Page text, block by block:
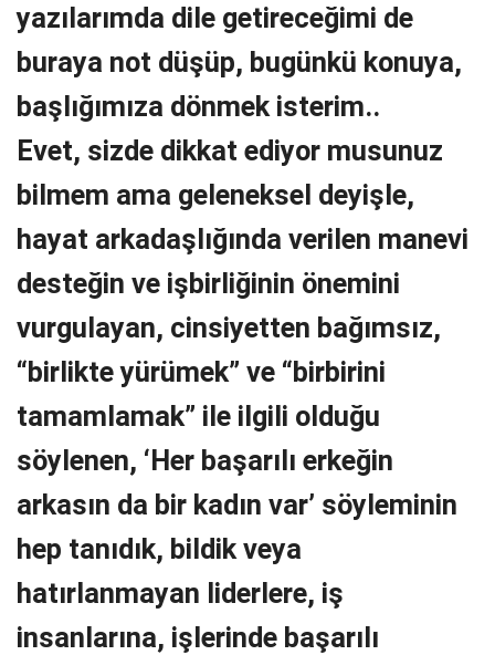
yazılarımda dile getireceğimi de
buraya not düşüp, bugünkü konuya,
başlığımıza dönmek isterim..
Evet, sizde dikkat ediyor musunuz
bilmem ama geleneksel deyişle,
hayat arkadaşlığında verilen manevi
desteğin ve işbirliğinin önemini
vurgulayan, cinsiyetten bağımsız,
“birlikte yürümek” ve “birbirini
tamamlamak” ile ilgili olduğu
söylenen, ‘Her başarılı erkeğin
arkasın da bir kadın var’ söyleminin
hep tanıdık, bildik veya
hatırlanmayan liderlere, iş
insanlarına, işlerinde başarılı